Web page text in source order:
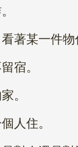
某一件物
宿。
。
人住。